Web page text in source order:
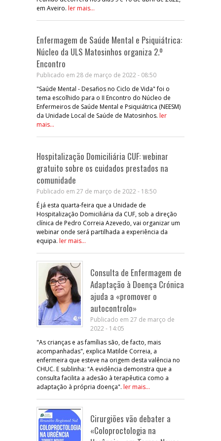
em Aveiro. ler mais...
Enfermagem de Saúde Mental e Psiquiátrica:
Núcleo da ULS Matosinhos organiza 2.º
Encontro
Publicado em 28 de março de 2022 - 08:50
"Saúde Mental - Desafios no Ciclo de Vida" foi o
tema escolhido para o II Encontro do Núcleo de
Enfermeiros de Saúde Mental e Psiquiátrica (NEESM)
da Unidade Local de Saúde de Matosinhos. ler
mais...
Hospitalização Domiciliária CUF: webinar
gratuito sobre os cuidados prestados na
comunidade
Publicado em 27 de março de 2022 - 18:50
É já esta quarta-feira que a Unidade de
Hospitalização Domiciliária da CUF, sob a direção
clínica de Pedro Correia Azevedo, vai organizar um
webinar onde será partilhada a experiência da
equipa. ler mais...
Consulta de Enfermagem de
Adaptação à Doença Crónica
ajuda a «promover o
autocontrolo»
Publicado em 27 de março de
2022 - 14:05
"As crianças e as famílias são, de facto, mais
acompanhadas", explica Matilde Correia, a
enfermeira que esteve na origem desta valência no
CHUC. E sublinha: "A evidência demonstra que a
consulta facilita a adesão à terapêutica como a
adaptação à própria doença". ler mais...
Cirurgiões vão debater a
«Coloproctologia na